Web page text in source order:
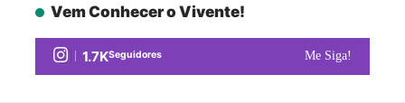
Vem Conhecer o Vivente!
1.7KSeguidores Me Siga!